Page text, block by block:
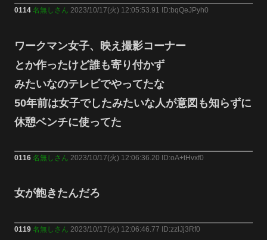
0114 名無しさん 2023/10/17(火) 12:05:53.91 ID:bqQeJPyh0
ワークマン女子、映え撮影コーナー
とか作ったけど誰も寄り付かず
みたいなのテレビでやってたな
50年前は女子でしたみたいな人が意図も知らずに
休憩ベンチに使ってた
0116 名無しさん 2023/10/17(火) 12:06:36.20 ID:oA+tHvxf0
女が飽きたんだろ
0119 名無しさん 2023/10/17(火) 12:06:46.77 ID:zzlJj3Rf0